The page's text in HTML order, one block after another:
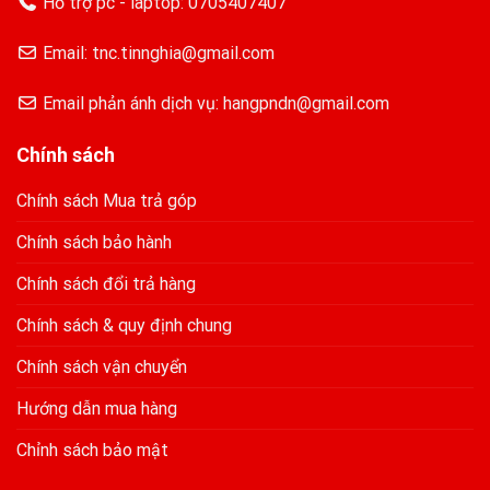
Email: tnc.tinnghia@gmail.com
Email phản ánh dịch vụ: hangpndn@gmail.com
Chính sách
Chính sách Mua trả góp
Chính sách bảo hành
Chính sách đổi trả hàng
Chính sách & quy định chung
Chính sách vận chuyển
Hướng dẫn mua hàng
Chỉnh sách bảo mật